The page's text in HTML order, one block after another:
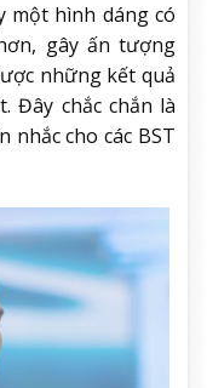
một hình dáng có
gây ấn tượng
những kết quả
Đây chắc chắn là
cho các BST